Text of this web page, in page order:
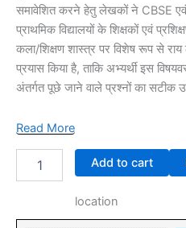
समावेशित करने हेतु लेखकों ने CBSE एवं
प्राथमिक विद्यालयों के शिक्षकों एवं
कला/शिक्षण शास्त्र पर विशेष रूप से
प्रयास किया है, ताकि अभ्यर्थी इस
अंतर्गत पूछे जाने वाले प्रश्नों का सटीक
Read More
Add to cart
location